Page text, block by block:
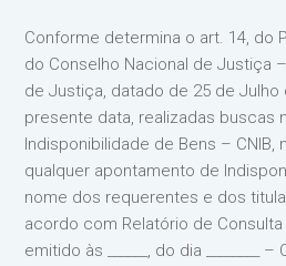
Conforme determina o art. 14, do
do Conselho Nacional de Justiça
de Justiça, datado de 25 de Julho
presente data, realizadas buscas
Indisponibilidade de Bens –
qualquer apontamento de
nome dos requerentes e dos
acordo com Relatório de
emitido às ______, do dia ________ –